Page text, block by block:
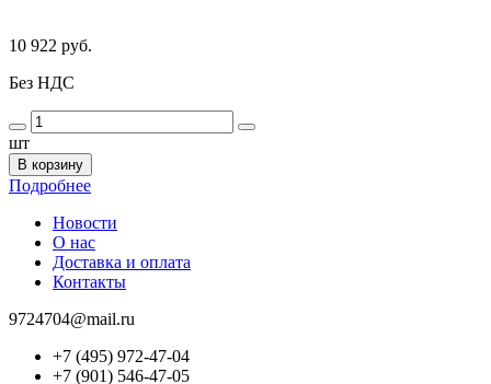
10 922 руб.
Без НДС
шт
В корзину
Подробнее
Новости
О нас
Доставка и оплата
Контакты
9724704@mail.ru
+7 (495) 972-47-04
+7 (901) 546-47-05